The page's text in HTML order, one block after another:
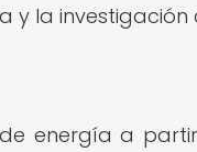
y la investigación
energía a